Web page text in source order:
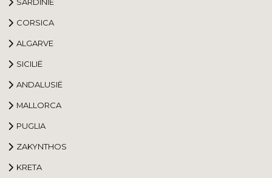
CORSICA
ALGARVE
SICILIË
ANDALUSIË
MALLORCA
PUGLIA
ZAKYNTHOS
KRETA